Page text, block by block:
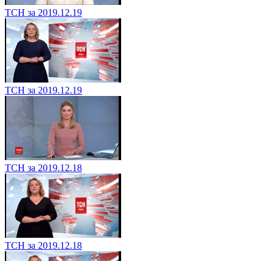
ТСН за 2019.12.19
ТСН за 2019.12.19
ТСН за 2019.12.18
ТСН за 2019.12.18